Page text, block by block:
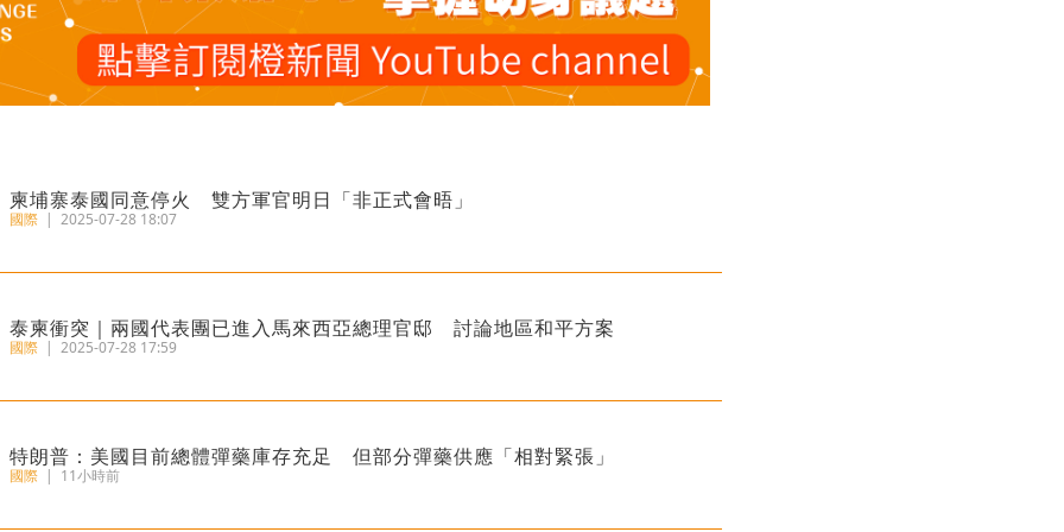
柬埔寨泰國同意停火 雙方軍官明日「非正式會晤」
國際 | 2025-07-28 18:07
泰柬衝突｜兩國代表團已進入馬來西亞總理官邸 討論地區和平方案
國際 | 2025-07-28 17:59
特朗普：美國目前總體彈藥庫存充足 但部分彈藥供應「相對緊張」
國際 | 11小時前